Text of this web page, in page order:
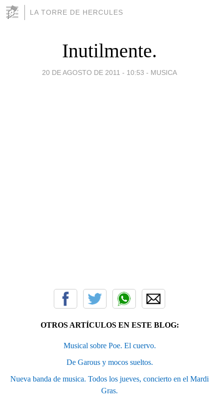
LA TORRE DE HERCULES
Inutilmente.
20 DE AGOSTO DE 2011 - 10:53 - MUSICA
OTROS ARTÍCULOS EN ESTE BLOG:
Musical sobre Poe. El cuervo.
De Garous y mocos sueltos.
Nueva banda de musica. Todos los jueves, concierto en el Mardi
Gras.